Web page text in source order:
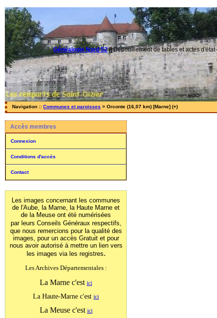
Généalogie Nord 52||Dépouillement de tables et actes
Navigation :: Communes et paroisses > Orconte (16,07 km) [Marne] (+)
Accès membres
Connexion
Conditions d'accès
Contact
Les images concernant les communes
de l'Aube, la Marne, la Haute Marne et
de la Meuse ont été numérisées
par leurs Conseils Généraux respectifs,
que nous remercions pour la qualité des
images, pour un accès Gratuit et pour
nous avoir autorisé à mettre un lien vers
les images via les registres.
Les Archives Départementales :
La Marne c'est ici
La Haute-Marne c'est ici
La Meuse c'est ici